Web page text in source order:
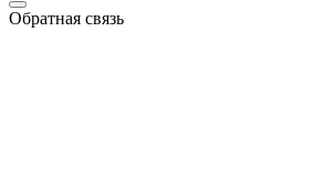
Обратная связь